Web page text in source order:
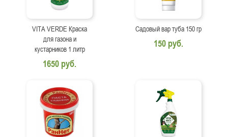
VITA VERDE Краска
для газона и
кустарников 1 литр
1650 руб.
Садовый вар туба 150 гр
150 руб.